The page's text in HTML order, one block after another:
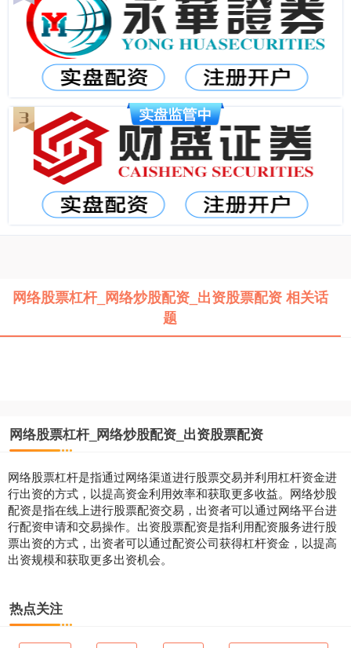
网络股票杠杆_网络炒股配资_出资股票配资 相关话
题
网络股票杠杆_网络炒股配资_出资股票配资
网络股票杠杆是指通过网络渠道进行股票交易并利用杠杆资金进
行出资的方式，以提高资金利用效率和获取更多收益。网络炒股
配资是指在线上进行股票配资交易，出资者可以通过网络平台进
行配资申请和交易操作。出资股票配资是指利用配资服务进行股
票出资的方式，出资者可以通过配资公司获得杠杆资金，以提高
出资规模和获取更多出资机会。
热点关注